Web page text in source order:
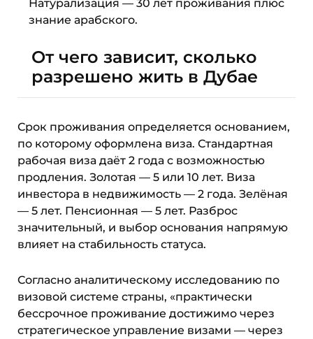
Натурализация — 30 лет проживания плюс
знание арабского.
От чего зависит, сколько
разрешено жить в Дубае
Срок проживания определяется основанием,
по которому оформлена виза. Стандартная
рабочая виза даёт 2 года с возможностью
продления. Золотая — 5 или 10 лет. Виза
инвестора в недвижимость — 2 года. Зелёная
— 5 лет. Пенсионная — 5 лет. Разброс
значительный, и выбор основания напрямую
влияет на стабильность статуса.
Согласно аналитическому исследованию по
визовой системе страны, «практически
бессрочное проживание достижимо через
стратегическое управление визами — через